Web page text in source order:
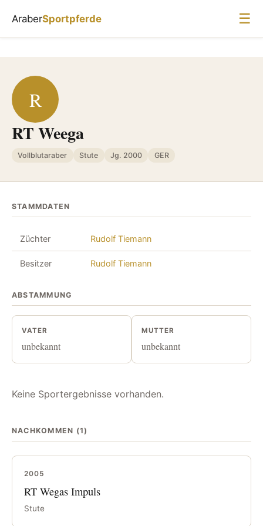
AraberSportpferde ☰
R
RT Weega
Vollblutaraber Stute Jg. 2000 GER
STAMMDATEN
Züchter Rudolf Tiemann
Besitzer Rudolf Tiemann
ABSTAMMUNG
VATER
unbekannt
MUTTER
unbekannt
Keine Sportergebnisse vorhanden.
NACHKOMMEN (1)
2005
RT Wegas Impuls
Stute